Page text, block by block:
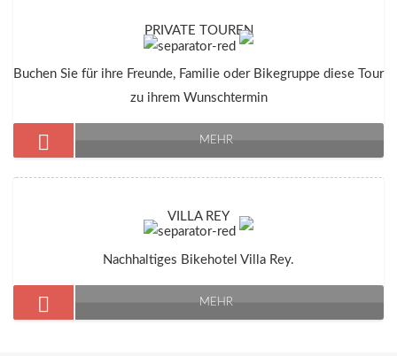
PRIVATE TOUREN
Buchen Sie für ihre Freunde, Familie oder Bikegruppe diese Tour
zu ihrem Wunschtermin
MEHR
VILLA REY
Nachhaltiges Bikehotel Villa Rey.
MEHR